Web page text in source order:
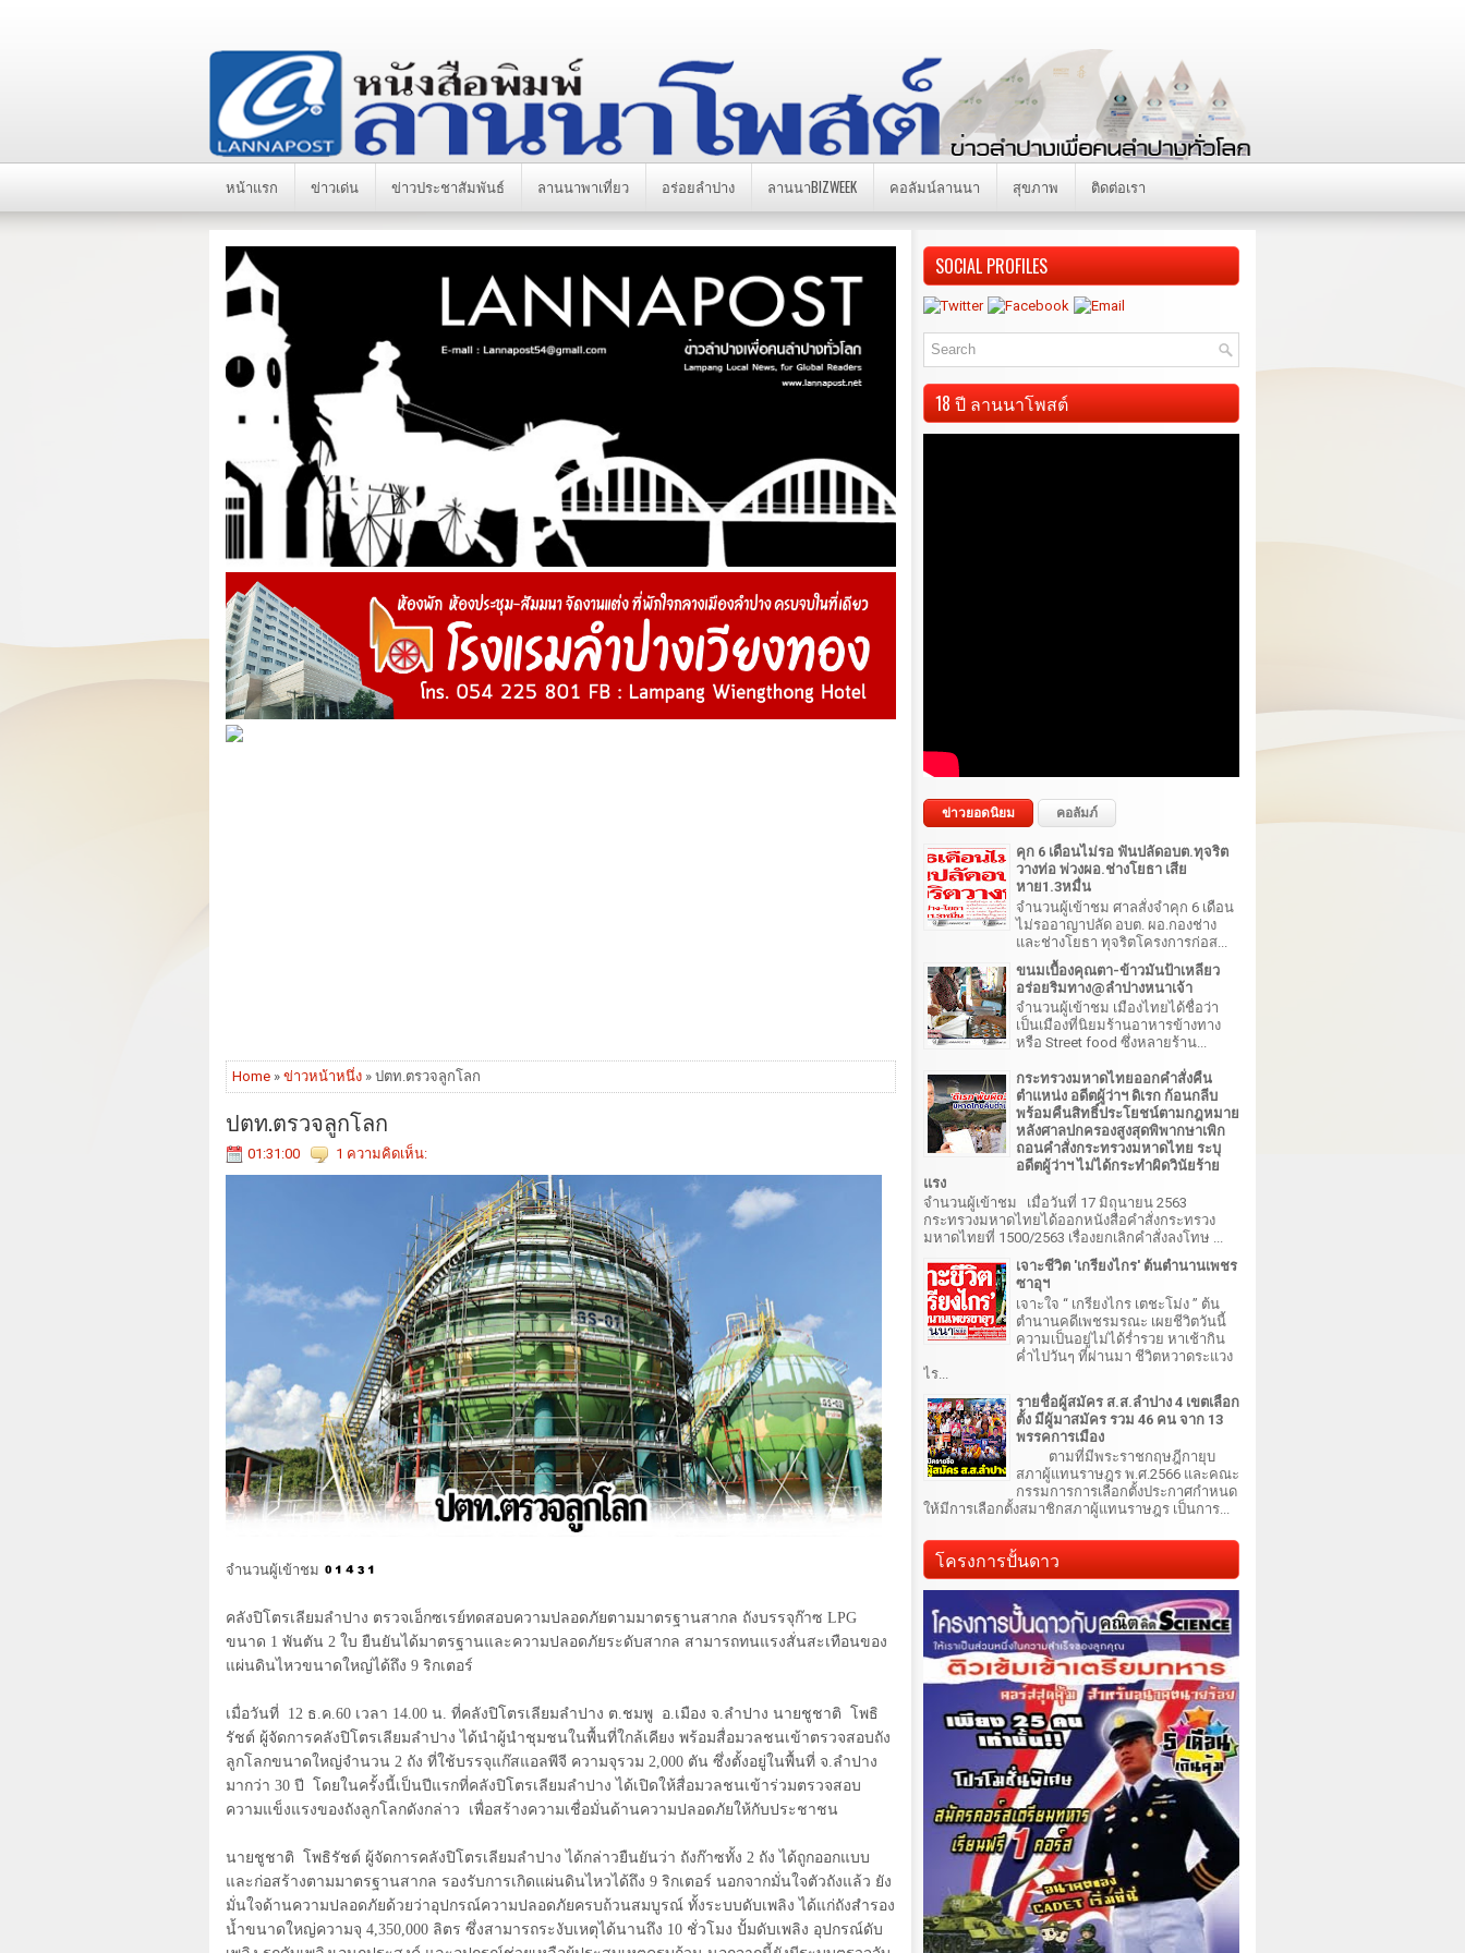
หน้าแรก ข่าวเด่น ข่าวประชาสัมพันธ์ ลานนาพาเที่ยว อร่อยลำปาง ลานนาBIZWEEK คอลัมน์ลานนา สุขภาพ ติดต่อเรา
Home » ข่าวหน้าหนึ่ง » ปตท.ตรวจลูกโลก
ปตท.ตรวจลูกโลก
01:31:00 1 ความคิดเห็น:
จำนวนผู้เข้าชม
คลังปิโตรเลียมลำปาง ตรวจเอ็กซเรย์ทดสอบความปลอดภัยตามมาตรฐานสากล ถังบรรจุก๊าซ LPG
ขนาด 1 พันตัน 2 ใบ ยืนยันได้มาตรฐานและความปลอดภัยระดับสากล สามารถทนแรงสั่นสะเทือนของ
แผ่นดินไหวขนาดใหญ่ได้ถึง 9 ริกเตอร์
เมื่อวันที่ 12 ธ.ค.60 เวลา 14.00 น. ที่คลังปิโตรเลียมลำปาง ต.ชมพู อ.เมือง จ.ลำปาง นายชูชาติ โพธิ
รัชต์ ผู้จัดการคลังปิโตรเลียมลำปาง ได้นำผู้นำชุมชนในพื้นที่ใกล้เคียง พร้อมสื่อมวลชนเข้าตรวจสอบถัง
ลูกโลกขนาดใหญ่จำนวน 2 ถัง ที่ใช้บรรจุแก๊สแอลพีจี ความจุรวม 2,000 ตัน ซึ่งตั้งอยู่ในพื้นที่ จ.ลำปาง
มากว่า 30 ปี โดยในครั้งนี้เป็นปีแรกที่คลังปิโตรเลียมลำปาง ได้เปิดให้สื่อมวลชนเข้าร่วมตรวจสอบ
ความแข็งแรงของถังลูกโลกดังกล่าว เพื่อสร้างความเชื่อมั่นด้านความปลอดภัยให้กับประชาชน
นายชูชาติ โพธิรัชต์ ผู้จัดการคลังปิโตรเลียมลำปาง ได้กล่าวยืนยันว่า ถังก๊าซทั้ง 2 ถัง ได้ถูกออกแบบ
และก่อสร้างตามมาตรฐานสากล รองรับการเกิดแผ่นดินไหวได้ถึง 9 ริกเตอร์ นอกจากมั่นใจตัวถังแล้ว ยัง
มั่นใจด้านความปลอดภัยด้วยว่าอุปกรณ์ความปลอดภัยครบถ้วนสมบูรณ์ ทั้งระบบดับเพลิง ได้แก่ถังสำรอง
น้ำขนาดใหญ่ความจุ 4,350,000 ลิตร ซึ่งสามารถระงับเหตุได้นานถึง 10 ชั่วโมง ปั้มดับเพลิง อุปกรณ์ดับ
SOCIAL PROFILES
18 ปี ลานนาโพสต์
ข่าวยอดนิยม คอลัมภ์
คุก 6 เดือนไม่รอ ฟันปลัดอบต.ทุจริต
วางท่อ พ่วงผอ.ช่างโยธา เสีย
หาย1.3หมื่น
จำนวนผู้เข้าชม ศาลสั่งจำคุก 6 เดือน
ไม่รออาญาปลัด อบต. ผอ.กองช่าง
และช่างโยธา ทุจริตโครงการก่อส...
ขนมเบื้องคุณตา-ข้าวมันป้าเหลียว
อร่อยริมทาง@ลำปางหนาเจ้า
จำนวนผู้เข้าชม เมืองไทยได้ชื่อว่า
เป็นเมืองที่นิยมร้านอาหารข้างทาง
หรือ Street food ซึ่งหลายร้าน...
กระทรวงมหาดไทยออกคำสั่งคืน
ตำแหน่ง อดีตผู้ว่าฯ ดิเรก ก้อนกลีบ
พร้อมคืนสิทธิ์ประโยชน์ตามกฎหมาย
หลังศาลปกครองสูงสุดพิพากษาเพิก
ถอนคำสั่งกระทรวงมหาดไทย ระบุ
อดีตผู้ว่าฯ ไม่ได้กระทำผิดวินัยร้าย
แรง
จำนวนผู้เข้าชม เมื่อวันที่ 17 มิถุนายน 2563
กระทรวงมหาดไทยได้ออกหนังสือคำสั่งกระทรวง
มหาดไทยที่ 1500/2563 เรื่องยกเลิกคำสั่งลงโทษ ...
เจาะชีวิต 'เกรียงไกร' ต้นตำนานเพชร
ซาอุฯ
เจาะใจ “ เกรียงไกร เตชะโม่ง ” ต้น
ตำนานคดีเพชรมรณะ เผยชีวิตวันนี้
ความเป็นอยู่ไม่ได้ร่ำรวย หาเช้ากิน
ค่ำไปวันๆ ที่ผ่านมา ชีวิตหวาดระแวง
ไร...
รายชื่อผู้สมัคร ส.ส.ลำปาง 4 เขตเลือก
ตั้ง มีผู้มาสมัคร รวม 46 คน จาก 13
พรรคการเมือง
ตามที่มีพระราชกฤษฎีกายุบ
สภาผู้แทนราษฎร พ.ศ.2566 และคณะ
กรรมการการเลือกตั้งประกาศกำหนด
ให้มีการเลือกตั้งสมาชิกสภาผู้แทนราษฎร เป็นการ...
โครงการปั้นดาว